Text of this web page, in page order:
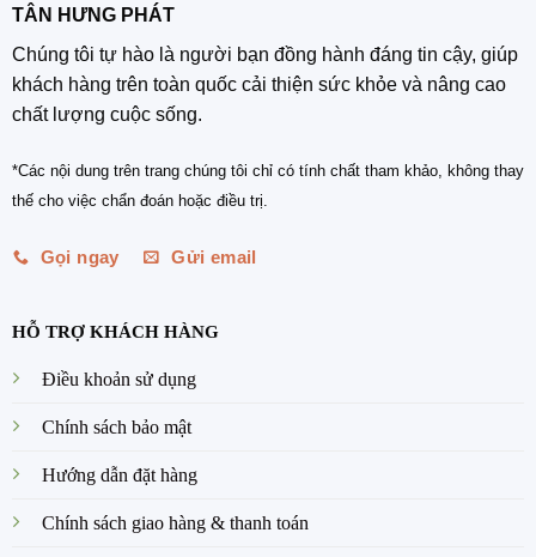
TÂN HƯNG PHÁT
Chúng tôi tự hào là người bạn đồng hành đáng tin cậy, giúp
khách hàng trên toàn quốc cải thiện sức khỏe và nâng cao
chất lượng cuộc sống.
*Các nội dung trên trang chúng tôi chỉ có tính chất tham khảo, không thay
thế cho việc chẩn đoán hoặc điều trị.
Gọi ngay Gửi email
HỖ TRỢ KHÁCH HÀNG
Điều khoản sử dụng
Chính sách bảo mật
Hướng dẫn đặt hàng
Chính sách giao hàng & thanh toán